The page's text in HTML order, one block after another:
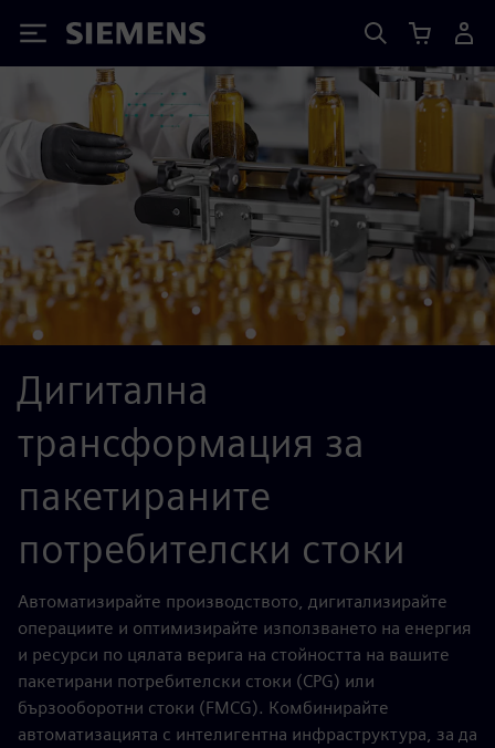
Siemens
Дигитална
трансформация за
пакетираните
потребителски стоки
Автоматизирайте производството, дигитализирайте
операциите и оптимизирайте използването на енергия
и ресурси по цялата верига на стойността на вашите
пакетирани потребителски стоки (CPG) или
бързооборотни стоки (FMCG). Комбинирайте
автоматизацията с интелигентна инфраструктура, за да